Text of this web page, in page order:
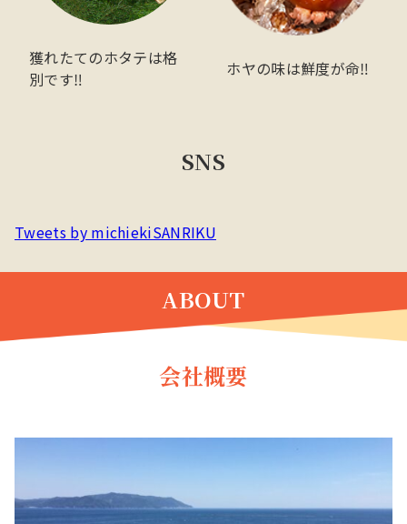
獲れたてのホタテは格
別です‼
ホヤの味は鮮度が命‼
SNS
Tweets by michiekiSANRIKU
ABOUT
会社概要